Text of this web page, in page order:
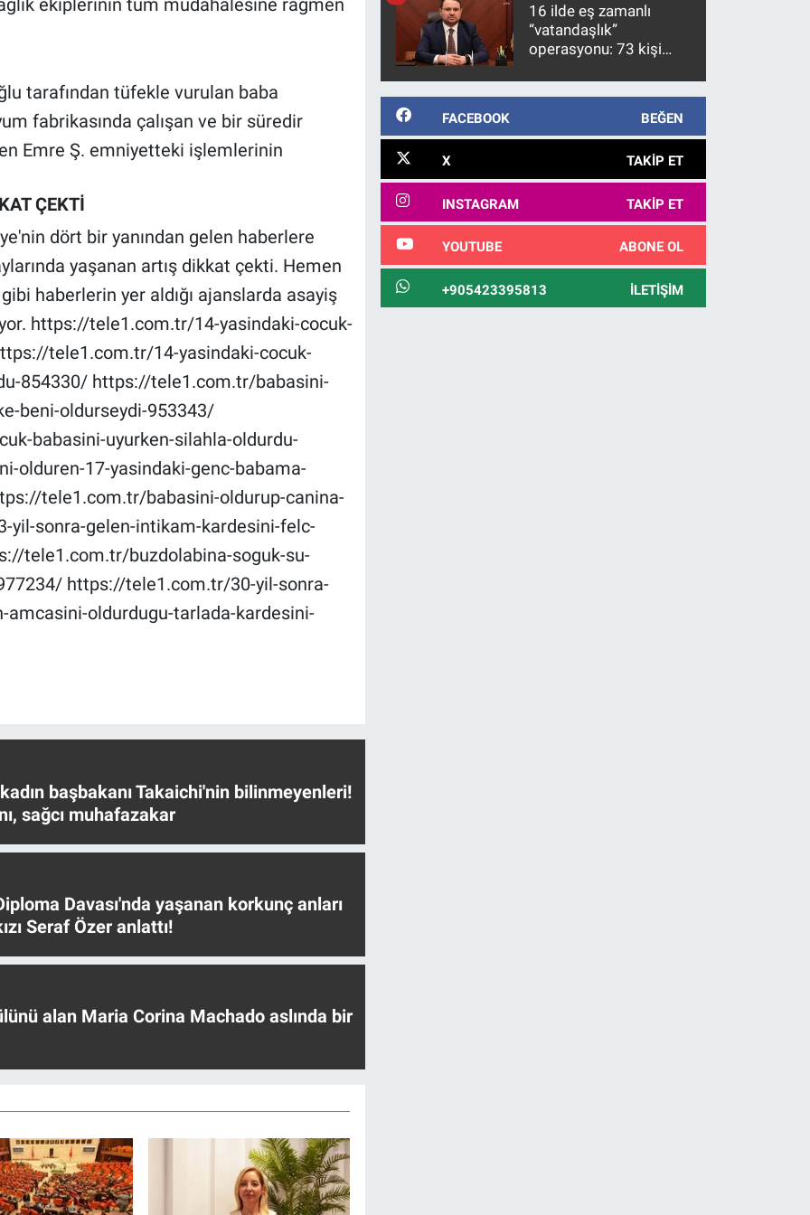
ekiplerinin tüm müdahalesine rağmen
tarafından tüfekle vurulan baba
fabrikasında çalışan ve bir süredir
Emre Ş. emniyetteki işlemlerinin
ÇEKTİ
dört bir yanından gelen haberlere
yaşanan artış dikkat çekti. Hemen
haberlerin yer aldığı ajanslarda asayiş
https://tele1.com.tr/14-yasindaki-cocuk-
tele1.com.tr/14-yasindaki-cocuk-
854330/ https://tele1.com.tr/babasini-
beni-oldurseydi-953343/
babasini-uyurken-silahla-oldurdu-
olduren-17-yasindaki-genc-babama-
tele1.com.tr/babasini-oldurup-canina-
sonra-gelen-intikam-kardesini-felc-
tele1.com.tr/buzdolabina-soguk-su-
https://tele1.com.tr/30-yil-sonra-
amcasini-oldurdugu-tarlada-kardesini-
başbakanı Takaichi'nin bilinmeyenleri!
sağcı muhafazakar
Davası'nda yaşanan korkunç anları
Seraf Özer anlattı!
alan Maria Corina Machado aslında bir
16 ilde eş zamanlı
“vatandaşlık”
operasyonu: 73 kişi
FACEBOOK BEĞEN
X TAKIP ET
INSTAGRAM TAKIP ET
YOUTUBE ABONE OL
+905423395813 İLETIŞIM